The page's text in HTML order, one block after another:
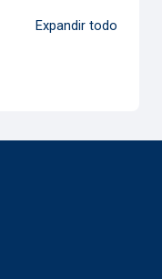
Expandir todo